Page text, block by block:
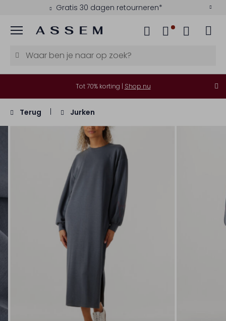
Gratis 30 dagen retourneren*
Menu
Tot 70% korting | Shop nu
Terug Jurken